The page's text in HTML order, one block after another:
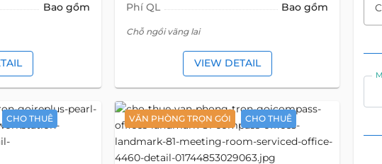
Bao gồm Phí QL Bao gồm
Chỗ ngồi vãng lai
VIEW DETAIL
CHO THUÊ VĂN PHÒNG TRỌN GÓI CHO THUÊ